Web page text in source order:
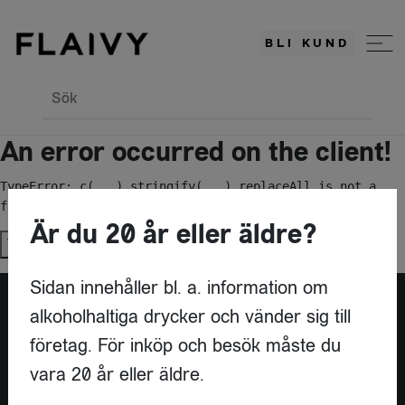
BLI KUND
Sök
An error occurred on the client!
TypeError: c(...).stringify(...).replaceAll is not a
function
Try again
Är du leverantör?
Är du 20 år eller äldre?
Sidan innehåller bl. a. information om
alkoholhaltiga drycker och vänder sig till
företag. För inköp och besök måste du
vara 20 år eller äldre.